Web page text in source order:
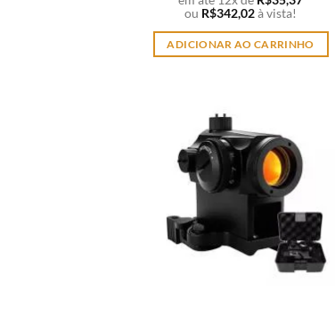
ou R$342,02à vista!
ADICIONAR AO CARRINHO